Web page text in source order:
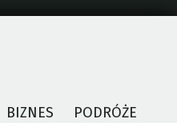
BIZNES
PODRÓŻE